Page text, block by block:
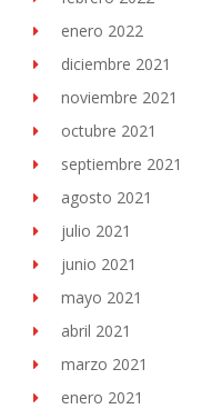
enero 2022
diciembre 2021
noviembre 2021
octubre 2021
septiembre 2021
agosto 2021
julio 2021
junio 2021
mayo 2021
abril 2021
marzo 2021
enero 2021